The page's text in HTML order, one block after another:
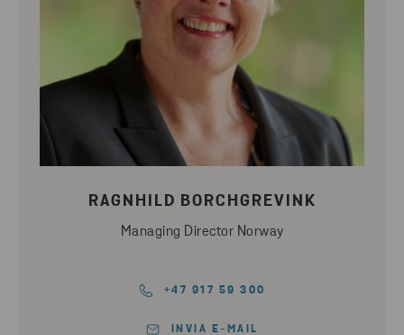
RAGNHILD BORCHGREVINK
Managing Director Norway
+47 917 59 300
INVIA E-MAIL